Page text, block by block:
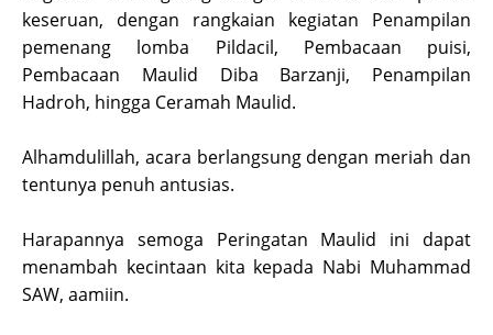
keseruan, dengan rangkaian kegiatan Penampilan
pemenang lomba Pildacil, Pembacaan puisi,
Pembacaan Maulid Diba Barzanji, Penampilan
Hadroh, hingga Ceramah Maulid.
Alhamdulillah, acara berlangsung dengan meriah dan
tentunya penuh antusias.
Harapannya semoga Peringatan Maulid ini dapat
menambah kecintaan kita kepada Nabi Muhammad
SAW, aamiin.